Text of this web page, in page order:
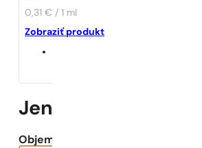
0,31 € / 1 ml
Zobraziť produkt
Jennifer Lopez | Still
Objem: